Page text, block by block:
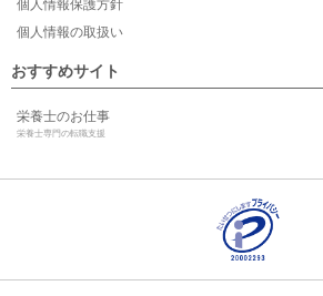
個人情報保護方針
個人情報の取扱い
おすすめサイト
栄養士のお仕事
栄養士専門の転職支援